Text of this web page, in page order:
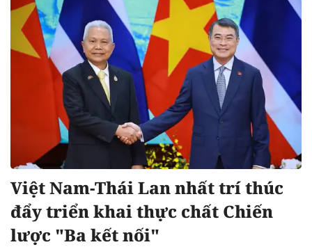
Việt Nam-Thái Lan nhất trí thúc
đẩy triển khai thực chất Chiến
lược "Ba kết nối"